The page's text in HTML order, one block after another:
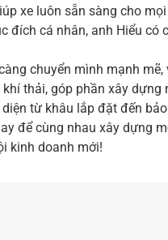
xe luôn sẵn sàng cho
đích cá nhân, anh Hiểu
chuyển mình mạnh
thải, góp phần xây
diện từ khâu lắp đặt đến
để cùng nhau xây dựng
kinh doanh mới!